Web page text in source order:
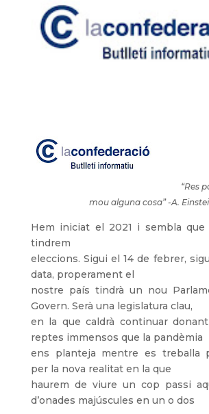
“Res
mou alguna cosa” -A. E
Hem iniciat el 2021 i sembla que
tindrem
eleccions. Sigui el 14 de febrer,
data, properament el
nostre país tindrà un nou
Govern. Serà una legislatura clau,
en la que caldrà continuar
reptes immensos que la pandèmia
ens planteja mentre es treballa
per la nova realitat en la que
haurem de viure un cop passi
d’onades majúscules en un o dos